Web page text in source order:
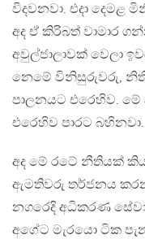
විදවනවා. එදා දෙමළ
අද ඒ කිරිබත් වාමාර
අවුල්ජාලාවක් වෙලා
නෙමේ විනිසුරුවරු,
පාලනයට එරෙහිව. මේ
එරෙහිව පාරට බහිනවා.
අද මේ රටේ නීතියක්
ඇමතිවරු තර්ජනය
නගරෙදි අධිකරණ
අගේට මැරයො ටික